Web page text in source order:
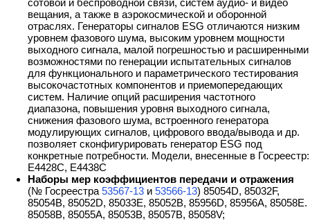
вещания, а также в аэрокосмической и оборонной
отраслях. Генераторы сигналов ESG отличаются низким
уровнем фазового шума, высоким уровнем мощности
выходного сигнала, малой погрешностью и расширенными
возможностями по генерации испытательных сигналов
для функционального и параметрического тестирования
высокочастотных компонентов и приемопередающих
систем. Наличие опций расширения частотного
диапазона, повышения уровня выходного сигнала,
снижения фазового шума, встроенного генератора
модулирующих сигналов, цифрового ввода/вывода и др.
позволяет сконфигурировать генератор ESG под
конкретные потребности. Модели, внесенные в Госреестр:
E4428C, E4438C
Наборы мер коэффициентов передачи и отражения
(№ Госреестра 53567-13 и 53566-13) 85054D, 85032F,
85054B, 85052D, 85033E, 85052B, 85956D, 85956A, 85058E.
85058B, 85055A, 85053B, 85057B, 85058V;